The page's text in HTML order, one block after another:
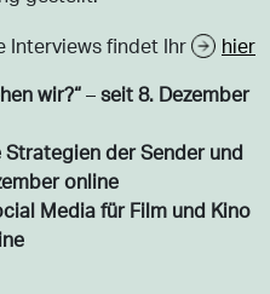
Interviews findet Ihr
hier
wir?“–seit 8. Dezember
Strategien der Sender und
online
Media für Film und Kino